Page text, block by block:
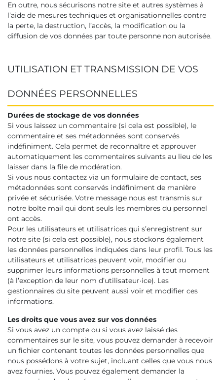
En outre, nous sécurisons notre site et autres systèmes à
l’aide de mesures techniques et organisationnelles contre
la perte, la destruction, l’accès, la modification ou la
diffusion de vos données par toute personne non autorisée.
UTILISATION ET TRANSMISSION DE VOS
DONNÉES PERSONNELLES
Durées de stockage de vos données
Si vous laissez un commentaire (si cela est possible), le
commentaire et ses métadonnées sont conservés
indéfiniment. Cela permet de reconnaître et approuver
automatiquement les commentaires suivants au lieu de les
laisser dans la file de modération.
Si vous nous contactez via un formulaire de contact, ses
métadonnées sont conservés indéfiniment de manière
privée et sécurisée. Votre message nous est transmis sur
notre boîte mail qui dont seuls les membres du personnel
ont accès.
Pour les utilisateurs et utilisatrices qui s’enregistrent sur
notre site (si cela est possible), nous stockons également
les données personnelles indiquées dans leur profil. Tous les
utilisateurs et utilisatrices peuvent voir, modifier ou
supprimer leurs informations personnelles à tout moment
(à l’exception de leur nom d’utilisateur·ice). Les
gestionnaires du site peuvent aussi voir et modifier ces
informations.
Les droits que vous avez sur vos données
Si vous avez un compte ou si vous avez laissé des
commentaires sur le site, vous pouvez demander à recevoir
un fichier contenant toutes les données personnelles que
nous possédons à votre sujet, incluant celles que vous nous
avez fournies. Vous pouvez également demander la